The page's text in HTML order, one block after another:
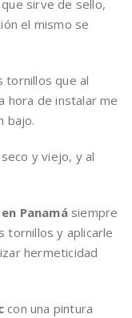
sirve de sello,
el mismo se
tornillos que al
hora de instalar me
bajo.
y viejo, y al
Panamá siempre
tornillos y aplicarle
hermeticidad
con una pintura